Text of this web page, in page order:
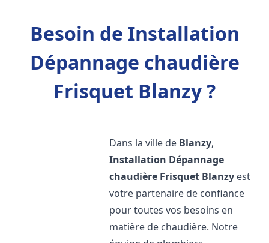
Besoin de Installation
Dépannage chaudière
Frisquet Blanzy ?
Dans la ville de Blanzy,
Installation Dépannage
chaudière Frisquet Blanzy est
votre partenaire de confiance
pour toutes vos besoins en
matière de chaudière. Notre